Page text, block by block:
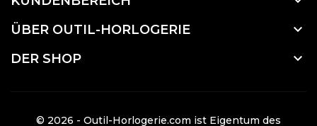
ÜBER OUTIL-HORLOGERIE 
DER SHOP 
© 2026 - Outil-Horlogerie.com ist Eigentum des